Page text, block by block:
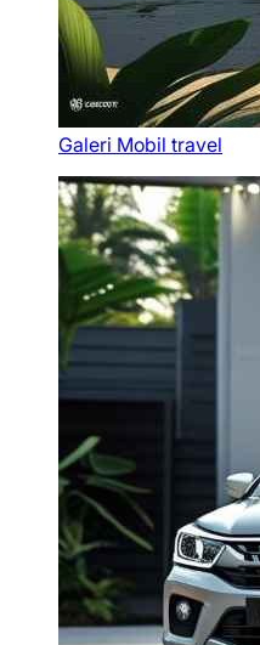
Galeri Mobil travel